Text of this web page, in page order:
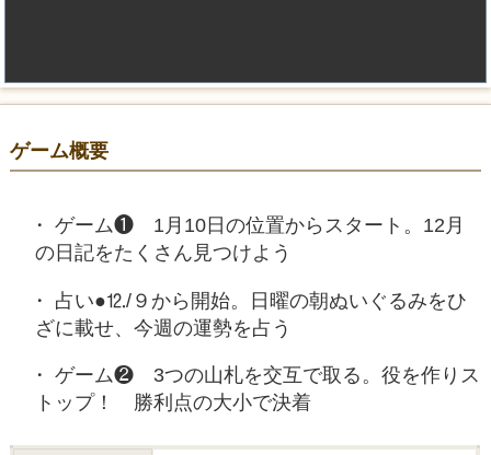
ゲーム概要
ゲーム❶ 1月10日の位置からスタート。12月
の日記をたくさん見つけよう
占い●⒓/９から開始。日曜の朝ぬいぐるみをひ
ざに載せ、今週の運勢を占う
ゲーム❷ 3つの山札を交互で取る。役を作りス
トップ！ 勝利点の大小で決着